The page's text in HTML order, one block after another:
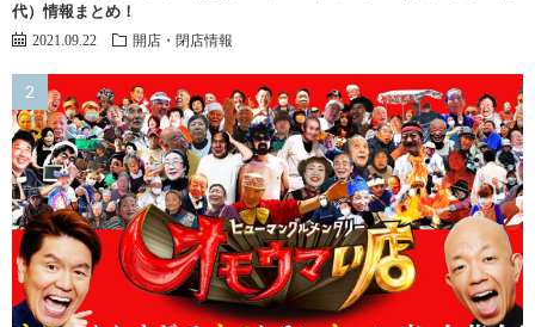
代）情報まとめ！
2021.09.22 開店・閉店情報